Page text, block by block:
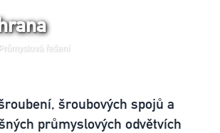
Průmyslová řešení
šroubových spojů a
průmyslových odvětvích